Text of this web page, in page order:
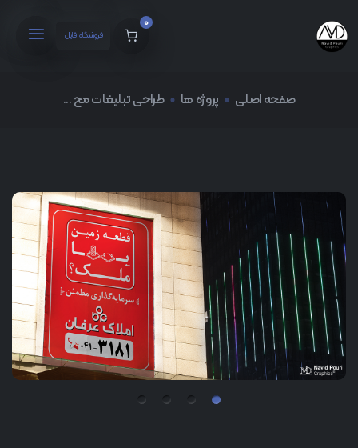
0
فروشگاه فایل
صفحه اصلی پروژه ها طراحی تبلیغات مح ...